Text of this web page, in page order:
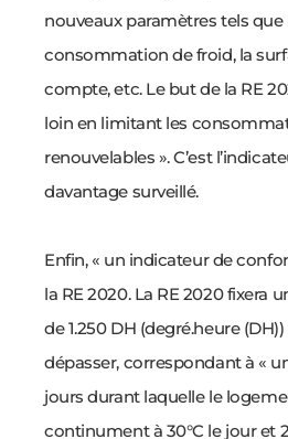
nouveaux paramètres tels que
consommation de froid, la
compte, etc. Le but de la RE
loin en limitant les
renouvelables ». C’est
davantage surveillé.
Enfin, « un indicateur de
la RE 2020. La RE 2020 fixera
de 1.250 DH (degré.heure (DH))
dépasser, correspondant à «
jours durant laquelle le
continument à 30°C le jour et